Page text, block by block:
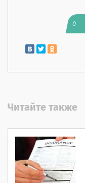
0
Читайте также